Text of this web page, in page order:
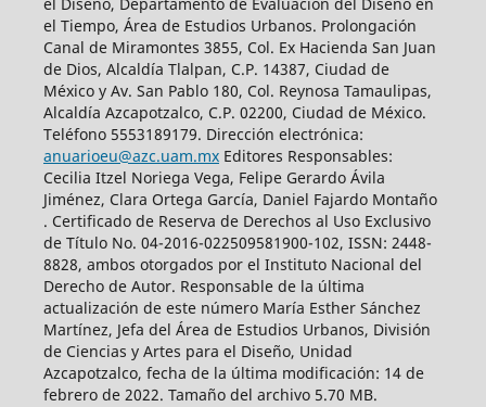
el Tiempo, Área de Estudios Urbanos. Prolongación
Canal de Miramontes 3855, Col. Ex Hacienda San Juan
de Dios, Alcaldía Tlalpan, C.P. 14387, Ciudad de
México y Av. San Pablo 180, Col. Reynosa Tamaulipas,
Alcaldía Azcapotzalco, C.P. 02200, Ciudad de México.
Teléfono 5553189179. Dirección electrónica:
anuarioeu@azc.uam.mxEditores Responsables:
Cecilia Itzel Noriega Vega, Felipe Gerardo Ávila
Jiménez, Clara Ortega García, Daniel Fajardo Montaño
. Certificado de Reserva de Derechos al Uso Exclusivo
de Título No. 04-2016-022509581900-102, ISSN: 2448-
8828, ambos otorgados por el Instituto Nacional del
Derecho de Autor. Responsable de la última
actualización de este número María Esther Sánchez
Martínez, Jefa del Área de Estudios Urbanos, División
de Ciencias y Artes para el Diseño, Unidad
Azcapotzalco, fecha de la última modificación: 14 de
febrero de 2022. Tamaño del archivo 5.70 MB.